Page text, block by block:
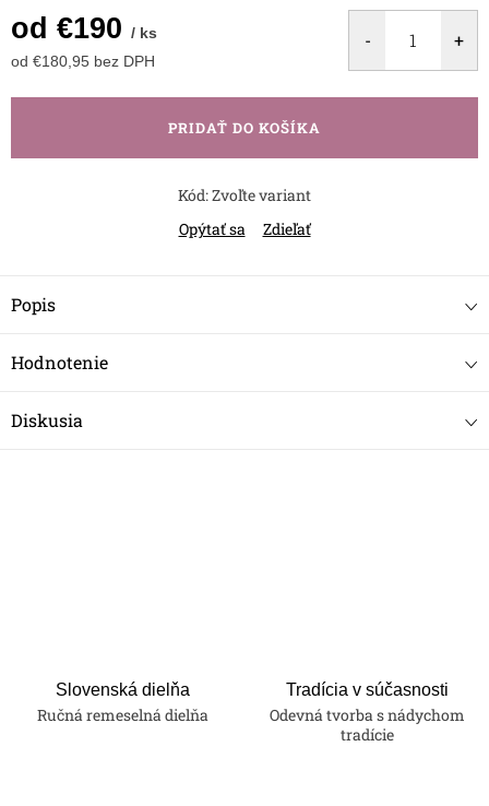
od €190 / ks
od €180,95 bez DPH
cena:
PRIDAŤ DO KOŠÍKA
Kód:Zvoľte variant
Opýtať sa
Zdieľať
Popis
Hodnotenie
Diskusia
Slovenská dielňa
Ručná remeselná dielňa
Tradícia v súčasnosti
Odevná tvorba s nádychom
tradície